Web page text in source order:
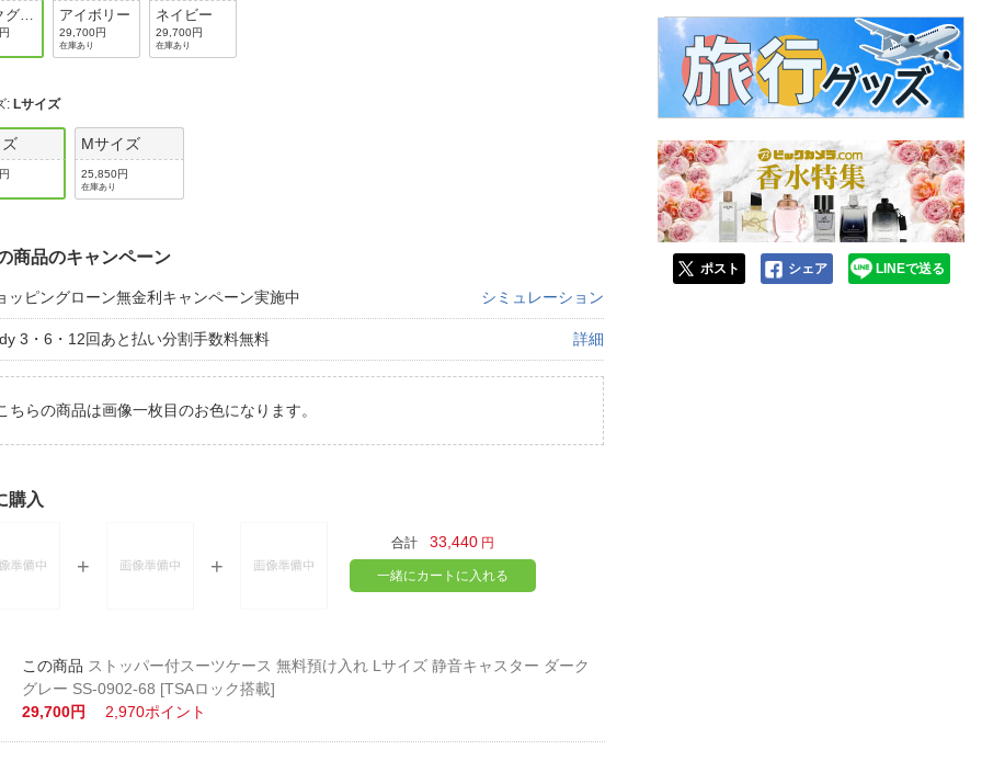
グレ アイボリー
29,700円
在庫あり
ネイビー
29,700円
在庫あり
: Lサイズ
Mサイズ
25,850円
在庫あり
商品のキャンペーン
ッピングローン無金利キャンペーン実施中 シミュレーション
3・6・12回あと払い分割手数料無料 詳細
ちらの商品は画像一枚目のお色になります。
購入
合計 33,440 円
一緒にカートに入れる
ストッパー付スーツケース 無料預け入れ Lサイズ 静音キャスター ダーク
グレー SS-0902-68 [TSAロック搭載]
29,700円
2,970ポイント
ポスト シェア LINEで送る